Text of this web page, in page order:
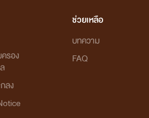
รอง
ลง
ช่วยเหลือ
บทความ
FAQ